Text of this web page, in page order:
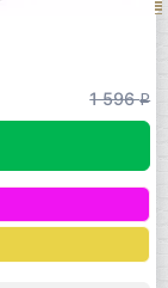
1 596q